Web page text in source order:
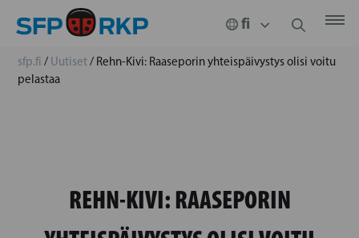
sfp.fi / Uutiset/ Rehn-Kivi: Raaseporin yhteispäivystys olisi voitu
pelastaa
REHN-KIVI: RAASEPORIN